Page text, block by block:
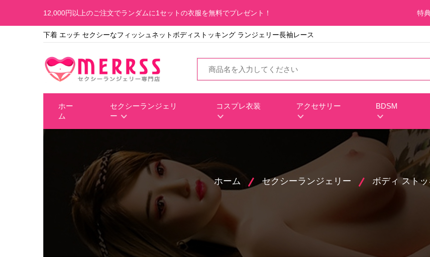
12,000円以上のご注文でランダムに1セットの衣服を無料でプレゼント！ 特
下着 エッチ セクシーなフィッシュネットボディストッキング ランジェリー長袖レース
ホー
ム
セクシーランジェリ
ー
コスプレ衣装 アクセサリー BDSM
ホーム セクシーランジェリー ボディ スト